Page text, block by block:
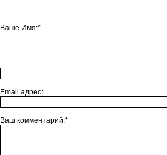
Ваше Имя:*
Email адрес:
Ваш комментарий:*